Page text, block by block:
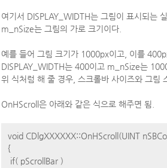
여기서 DISPLAY_WIDTH는 그림이 표시되는
m_nSize는 그림의 가로 크기이다.
예를 들어 그림 크기가 1000px이고, 이를
DISPLAY_WIDTH는 400이고 m_nSize는
위 식처럼 해 줄 경우, 스크롤바 사이즈와 그림
OnHScroll은 아래와 같은 식으로 해주면 됨.
void CDlgXXXXXX::OnHScroll(UINT
{
if( pScrollBar )